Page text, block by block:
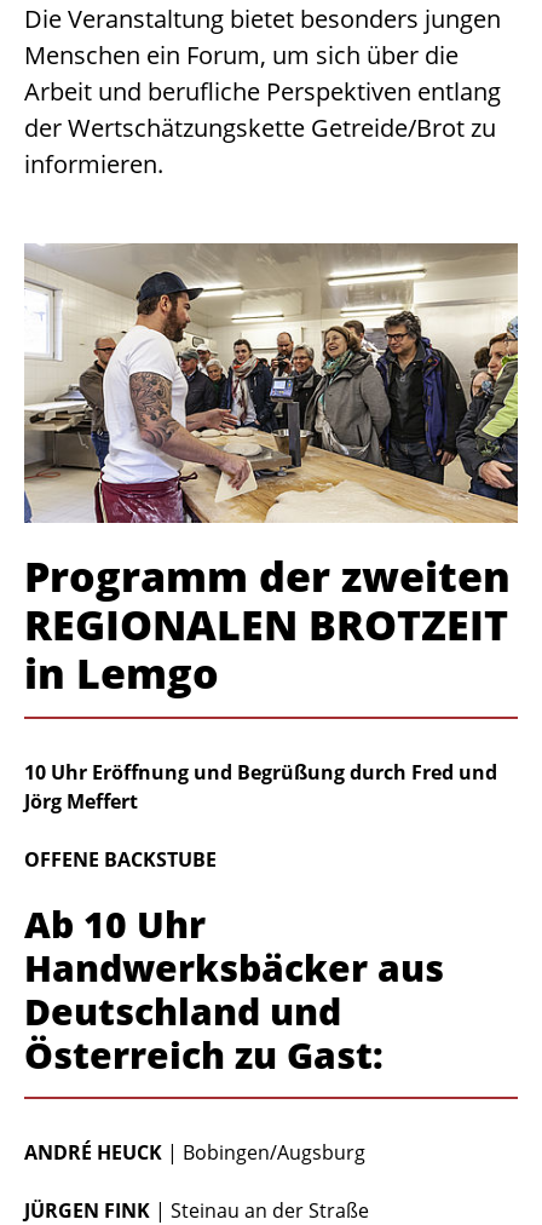
Die Veranstaltung bietet besonders jungen
Menschen ein Forum, um sich über die
Arbeit und berufliche Perspektiven entlang
der Wertschätzungskette Getreide/Brot zu
informieren.
Programm der zweiten
REGIONALEN BROTZEIT
in Lemgo
10 Uhr Eröffnung und Begrüßung durch Fred und
Jörg Meffert
OFFENE BACKSTUBE
Ab 10 Uhr
Handwerksbäcker aus
Deutschland und
Österreich zu Gast:
ANDRÉ HEUCK | Bobingen/Augsburg
JÜRGEN FINK | Steinau an der Straße